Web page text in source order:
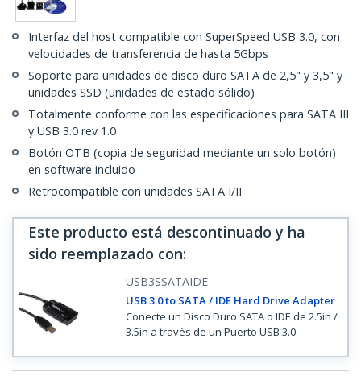
Interfaz del host compatible con SuperSpeed USB 3.0, con
velocidades de transferencia de hasta 5Gbps
Soporte para unidades de disco duro SATA de 2,5" y 3,5" y
unidades SSD (unidades de estado sólido)
Totalmente conforme con las especificaciones para SATA III
y USB 3.0 rev 1.0
Botón OTB (copia de seguridad mediante un solo botón)
en software incluido
Retrocompatible con unidades SATA I/II
Este producto está descontinuado y ha
sido reemplazado con:
USB3SSATAIDE
USB 3.0 to SATA / IDE Hard Drive Adapter
Conecte un Disco Duro SATA o IDE de 2.5in /
3.5in a través de un Puerto USB 3.0